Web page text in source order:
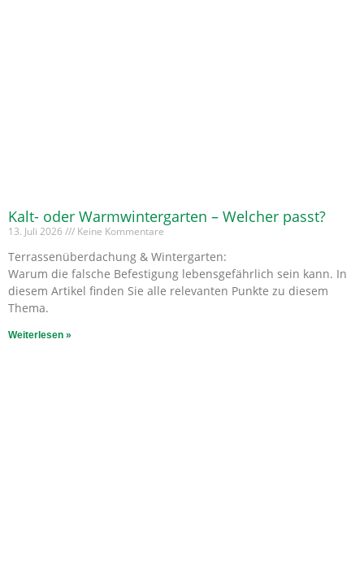
Kalt- oder Warmwintergarten – Welcher passt?
13. Juli 2026 Keine Kommentare
Terrassenüberdachung & Wintergarten:
Warum die falsche Befestigung lebensgefährlich sein kann. In
diesem Artikel finden Sie alle relevanten Punkte zu diesem
Thema.
Weiterlesen »